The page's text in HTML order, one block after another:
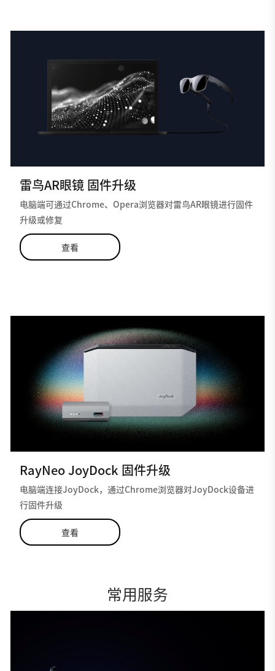
雷鸟AR眼镜 固件升级
电脑端可通过Chrome、Opera浏览器对雷鸟AR眼镜进行固件
升级或修复
查看
RayNeo JoyDock 固件升级
电脑端连接JoyDock，通过Chrome浏览器对JoyDock设备进
行固件升级
查看
常用服务